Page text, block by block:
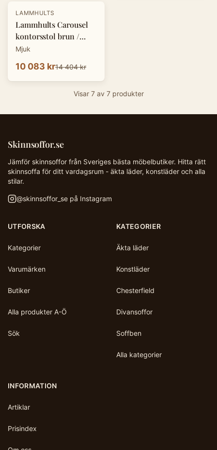
- 30%
LAMMHULTS
Lammhults Carousel
kontorsstol brun /
beige
Mjuk
10 083 kr14 404 kr
Visar 7av 7produkter
Skinnsoffor.se
Jämför skinnsoffor från Sveriges bästa möbelbutiker. Hitta rätt
skinnsoffa för ditt vardagsrum - äkta läder, konstläder och alla
stilar.
@skinnsoffor_se på Instagram
UTFORSKA
Kategorier
Varumärken
Butiker
Alla produkter A-Ö
Sök
KATEGORIER
Äkta läder
Konstläder
Chesterfield
Divansoffor
Soffben
Alla kategorier
INFORMATION
Artiklar
Prisindex